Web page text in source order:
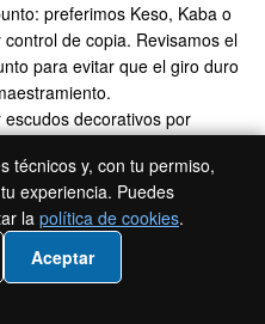
preferimos Keso, Kaba o
de copia. Revisamos el
para evitar que el giro duro
escudos decorativos por
en viviendas a pie de calle
919932526
técnicos y, con tu permiso,
experiencia. Puedes
lapolítica de cookies.
Aceptar